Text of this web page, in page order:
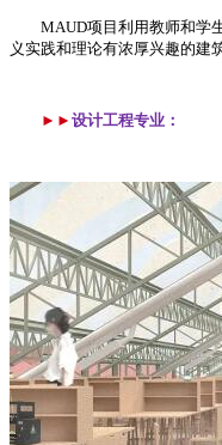
MAUD项目利用教师和学生
义实践和理论有浓厚兴趣的建
►► 设计工程专业：